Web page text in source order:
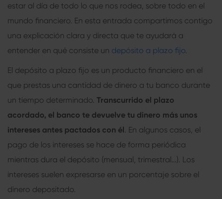
estar al día de todo lo que nos rodea, sobre todo en el
mundo financiero. En esta entrada compartimos contigo
una explicación clara y directa que te ayudará a
entender en qué consiste un depósito a plazo fijo
El depósito a plazo fijo es un producto financiero en el
que prestas una cantidad de dinero a tu banco durante
un tiempo determinado. Transcurrido el plazo
acordado, el banco te devuelve tu dinero más unos
intereses antes pactados con él . En algunos casos, el
pago de los intereses se hace de forma periódica
mientras dura el depósito (mensual, trimestral…). Los
intereses suelen expresarse en un porcentaje sobre el
dinero depositado.